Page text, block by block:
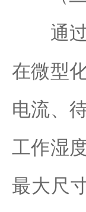
通过
在微型
电流、
工作湿
最大尺